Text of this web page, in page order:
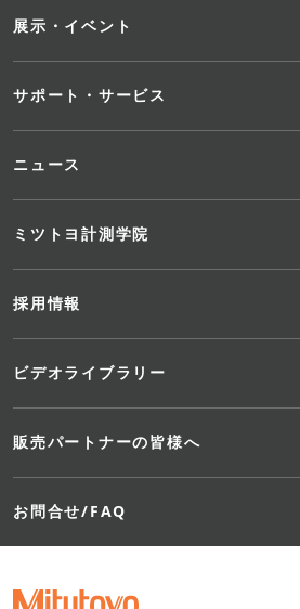
展示・イベント
サポート・サービス
ニュース
ミツトヨ計測学院
採用情報
ビデオライブラリー
販売パートナーの皆様へ
お問合せ/FAQ